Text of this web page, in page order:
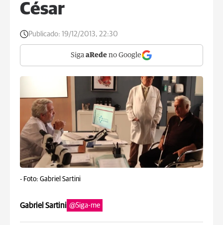
César
Publicado: 19/12/2013, 22:30
Siga aRede no Google
- Foto: Gabriel Sartini
Gabriel Sartini @Siga-me